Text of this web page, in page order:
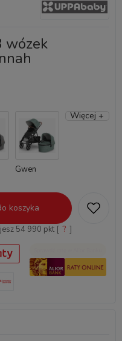
wózek
Gwen
Więcej +
koszyka
54 990 pkt [ ? ]